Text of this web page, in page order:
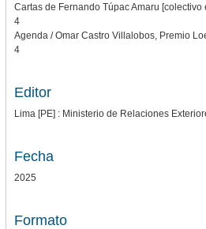
Cartas de Fernando Túpac Amaru
4
Agenda / Omar Castro Villalobos, Premio
4
Editor
Lima [PE] : Ministerio de Relaciones
Fecha
2025
Formato